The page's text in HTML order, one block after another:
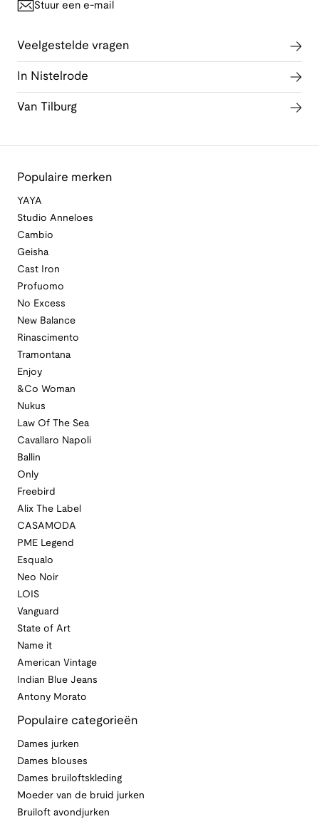
Stuur een e-mail
Veelgestelde vragen
In Nistelrode
Van Tilburg
Populaire merken
YAYA
Studio Anneloes
Cambio
Geisha
Cast Iron
Profuomo
No Excess
New Balance
Rinascimento
Tramontana
Enjoy
&Co Woman
Nukus
Law Of The Sea
Cavallaro Napoli
Ballin
Only
Freebird
Alix The Label
CASAMODA
PME Legend
Esqualo
Neo Noir
LOIS
Vanguard
State of Art
Name it
American Vintage
Indian Blue Jeans
Antony Morato
Populaire categorieën
Dames jurken
Dames blouses
Dames bruiloftskleding
Moeder van de bruid jurken
Bruiloft avondjurken